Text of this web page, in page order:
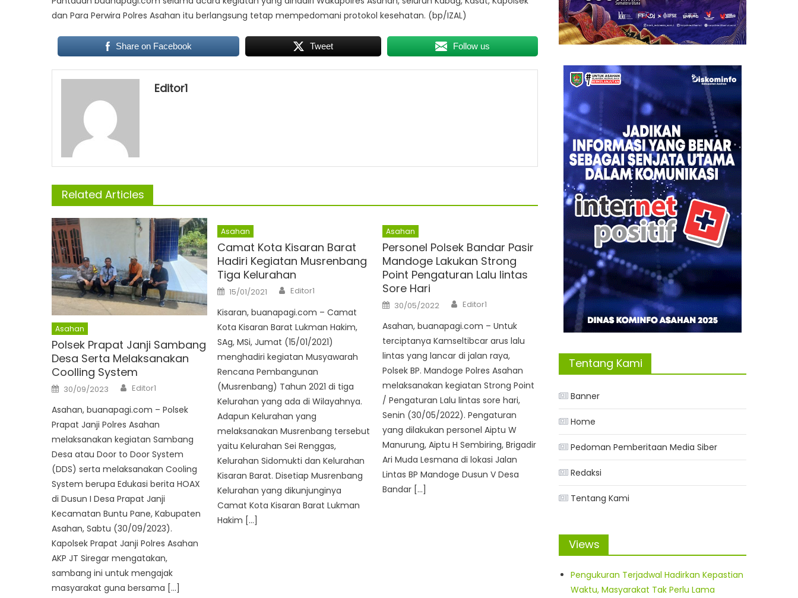
dan Para Perwira Polres Asahan itu berlangsung tetap mempedomani protokol kesehatan. (bp/IZAL)
Share on Facebook Tweet Follow us
Editor1
Related Articles
Asahan
Polsek Prapat Janji Sambang
Desa Serta Melaksanakan
Coolling System
Posted
on
30/09/2023 Author
Editor1
Asahan, buanapagi.com – Polsek
Prapat Janji Polres Asahan
melaksanakan kegiatan Sambang
Desa atau Door to Door System
(DDS) serta melaksanakan Cooling
System berupa Edukasi berita HOAX
di Dusun I Desa Prapat Janji
Kecamatan Buntu Pane, Kabupaten
Asahan, Sabtu (30/09/2023).
Kapolsek Prapat Janji Polres Asahan
AKP JT Siregar mengatakan,
sambang ini untuk mengajak
masyarakat guna bersama […]
Asahan
Camat Kota Kisaran Barat
Hadiri Kegiatan Musrenbang
Tiga Kelurahan
Posted
on
15/01/2021 Author
Editor1
Kisaran, buanapagi.com – Camat
Kota Kisaran Barat Lukman Hakim,
SAg, MSi, Jumat (15/01/2021)
menghadiri kegiatan Musyawarah
Rencana Pembangunan
(Musrenbang) Tahun 2021 di tiga
Kelurahan yang ada di Wilayahnya.
Adapun Kelurahan yang
melaksanakan Musrenbang tersebut
yaitu Kelurahan Sei Renggas,
Kelurahan Sidomukti dan Kelurahan
Kisaran Barat. Disetiap Musrenbang
Kelurahan yang dikunjunginya
Camat Kota Kisaran Barat Lukman
Hakim […]
Asahan
Personel Polsek Bandar Pasir
Mandoge Lakukan Strong
Point Pengaturan Lalu lintas
Sore Hari
Posted
on
30/05/2022 Author
Editor1
Asahan, buanapagi.com – Untuk
terciptanya Kamseltibcar arus lalu
lintas yang lancar di jalan raya,
Polsek BP. Mandoge Polres Asahan
melaksanakan kegiatan Strong Point
/ Pengaturan Lalu lintas sore hari,
Senin (30/05/2022). Pengaturan
yang dilakukan personel Aiptu W
Manurung, Aiptu H Sembiring, Brigadir
Ari Muda Lesmana di lokasi Jalan
Lintas BP Mandoge Dusun V Desa
Bandar […]
Tentang Kami
Banner
Home
Pedoman Pemberitaan Media Siber
Redaksi
Tentang Kami
Views
Pengukuran Terjadwal Hadirkan Kepastian
Waktu, Masyarakat Tak Perlu Lama